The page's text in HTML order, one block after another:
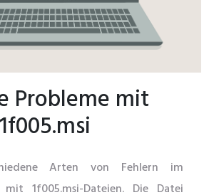
Probleme mit
Arten von Fehlern im
mit 1f005.msi-Dateien. Die Datei